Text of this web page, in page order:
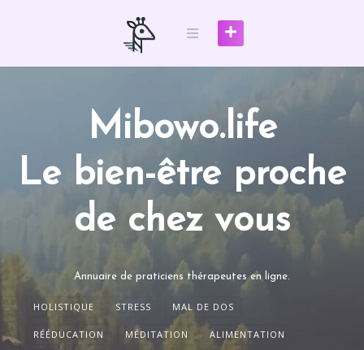
Mibowo.life
Le bien-être proche
de chez vous
Annuaire de praticiens thérapeutes en ligne.
HOLISTIQUE STRESS MAL DE DOS
RÉÉDUCATION MÉDITATION ALIMENTATION